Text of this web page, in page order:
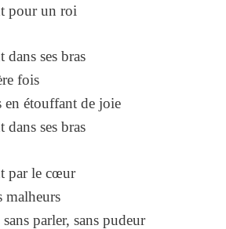
pour un roi
dans ses bras
fois
en étouffant de joie
dans ses bras
par le cœur
malheurs
parler, sans pudeur